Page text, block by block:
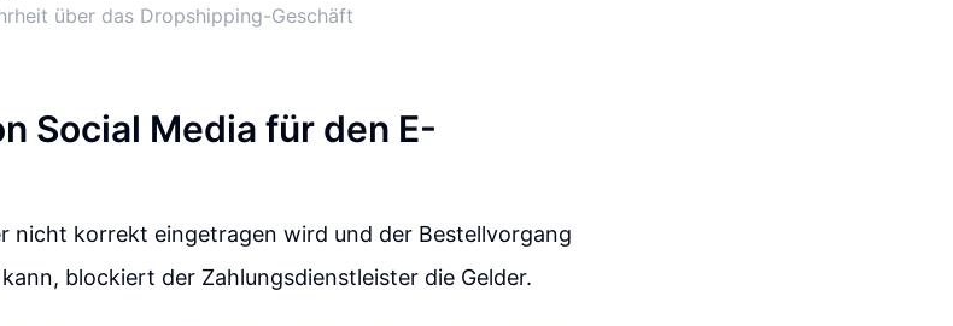
über das Dropshipping-Geschäft
Social Media für den E-
nicht korrekt eingetragen wird und der Bestellvorgang
blockiert der Zahlungsdienstleister die Gelder.